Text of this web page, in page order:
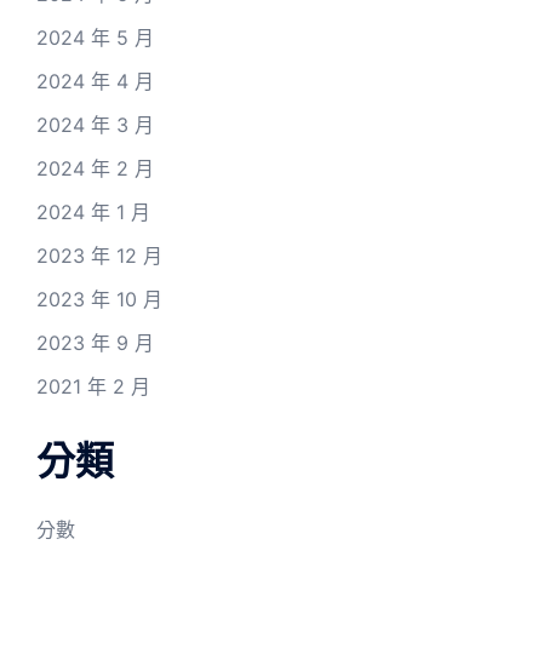
2024 年 5 月
2024 年 4 月
2024 年 3 月
2024 年 2 月
2024 年 1 月
2023 年 12 月
2023 年 10 月
2023 年 9 月
2021 年 2 月
分類
分數